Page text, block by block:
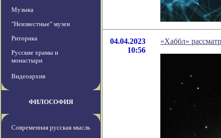
Музыка
"Неизвестные" музеи
Риторика
Русские храмы и
монастыри
Видеоархив
ФИЛОСОФИЯ
Современная русская мысль
04.04.2023
10:56
«Хаббл»